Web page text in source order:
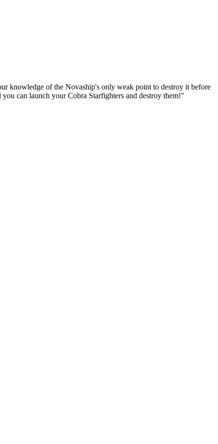
knowledge of the Novaship's only weak point to destroy it before
can launch your Cobra Starfighters and destroy them!"